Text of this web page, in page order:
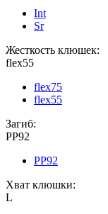
Int
Sr
Жесткость клюшек:
flex55
flex75
flex55
Загиб:
PP92
PP92
Хват клюшки:
L